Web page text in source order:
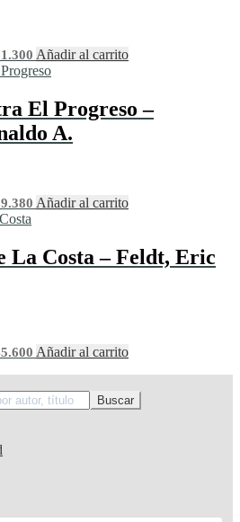
Añadir al carrito
El Progreso –
A.
Añadir al carrito
La Costa – Feldt, Eric
Añadir al carrito